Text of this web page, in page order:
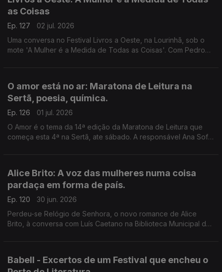
as Coisas
Ep. 127
02 jul. 2026
Uma conversa no Festival Livros a Oeste, na Lourinhã, sob o
mote 'A Mulher é a Medida de Todas as Coisas'. Com Pedro
O amor está no ar: Maratona de Leitura na
Sertã, poesia, química.
Ep. 126
01 jul. 2026
O Amor é o tema da 14ª edição da Maratona de Leitura que
começa esta 4ª na Sertã, ate sábado. A responsável Ana Sofia
Alice Brito: A voz das mulheres numa coisa
pardaça em forma de país.
Ep. 120
30 jun. 2026
Perdeu-se Relógio de Senhora, o novo romance de Alice
Brito, à conversa com Luís Caetano na Biblioteca Municipal de
Babell - Excertos de um Festival que encheu o